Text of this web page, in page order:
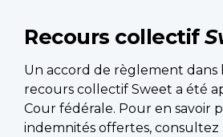
Recours collectif
Un accord de règlement dans
recours collectif Sweet a été
Cour fédérale. Pour en savoir
indemnités offertes, consultez